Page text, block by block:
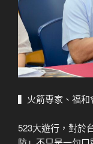
▍火箭專家、福和
523大遊行，對於